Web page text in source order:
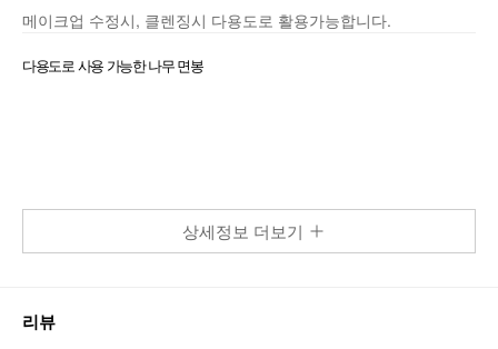
메이크업 수정시, 클렌징시 다용도로 활용가능합니다.
다용도로 사용 가능한 나무 면봉
상세정보 더보기
리뷰